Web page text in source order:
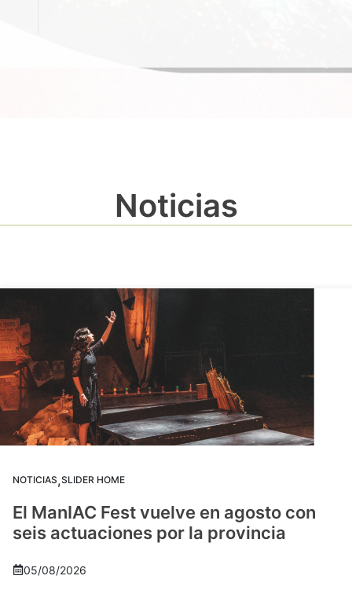
Noticias
NOTICIAS,SLIDER HOME
El ManIAC Fest vuelve en agosto con
seis actuaciones por la provincia
05/08/2026